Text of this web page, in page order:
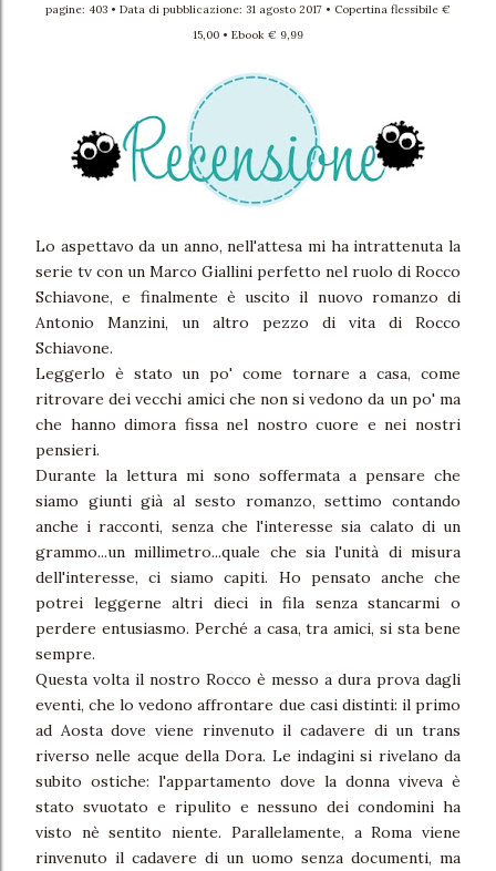
pagine: 403 • Data di pubblicazione: 31 agosto 2017 • Copertina flessibile €
15,00 • Ebook € 9,99
Lo aspettavo da un anno, nell'attesa mi ha intrattenuta la
serie tv con un Marco Giallini perfetto nel ruolo di Rocco
Schiavone, e finalmente è uscito il nuovo romanzo di
Antonio Manzini, un altro pezzo di vita di Rocco
Schiavone.
Leggerlo è stato un po' come tornare a casa, come
ritrovare dei vecchi amici che non si vedono da un po' ma
che hanno dimora fissa nel nostro cuore e nei nostri
pensieri.
Durante la lettura mi sono soffermata a pensare che
siamo giunti già al sesto romanzo, settimo contando
anche i racconti, senza che l'interesse sia calato di un
grammo...un millimetro...quale che sia l'unità di misura
dell'interesse, ci siamo capiti. Ho pensato anche che
potrei leggerne altri dieci in fila senza stancarmi o
perdere entusiasmo. Perché a casa, tra amici, si sta bene
sempre.
Questa volta il nostro Rocco è messo a dura prova dagli
eventi, che lo vedono affrontare due casi distinti: il primo
ad Aosta dove viene rinvenuto il cadavere di un trans
riverso nelle acque della Dora. Le indagini si rivelano da
subito ostiche: l'appartamento dove la donna viveva è
stato svuotato e ripulito e nessuno dei condomini ha
visto nè sentito niente. Parallelamente, a Roma viene
rinvenuto il cadavere di un uomo senza documenti, ma